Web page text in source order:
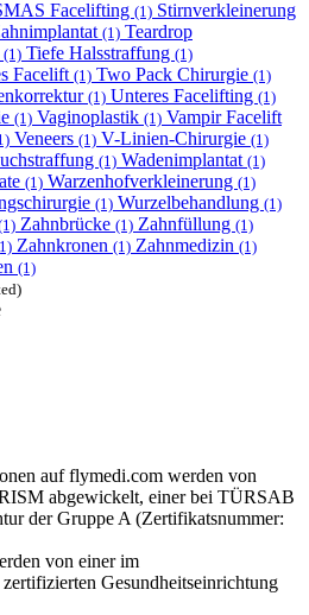
Facelifting (1) Stirnverkleinerung
(1) Teardrop
(1) Tiefe Halsstraffung (1)
Facelift (1) Two Pack Chirurgie (1)
(1) Unteres Facelifting (1)
(1) Vaginoplastik (1) Vampir Facelift
Veneers (1) V-Linien-Chirurgie (1)
(1) Wadenimplantat (1)
(1) Warzenhofverkleinerung (1)
(1) Wurzelbehandlung (1)
Zahnbrücke (1) Zahnfüllung (1)
Zahnkronen (1) Zahnmedizin (1)
(1)
auf flymedi.com werden von
abgewickelt, einer bei TÜRSAB
der Gruppe A (Zertifikatsnummer:
von einer im
Gesundheitseinrichtung